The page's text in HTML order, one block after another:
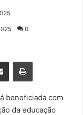
0
beneficiada com
da educação